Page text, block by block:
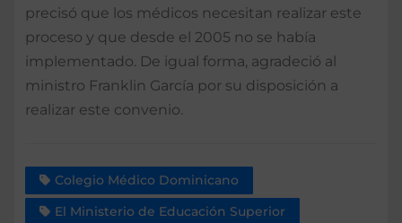
precisó que los médicos necesitan realizar este
proceso y que desde el 2005 no se había
implementado. De igual forma, agradeció al
ministro Franklin García por su disposición a
realizar este convenio.
Colegio Médico Dominicano
El Ministerio de Educación Superior